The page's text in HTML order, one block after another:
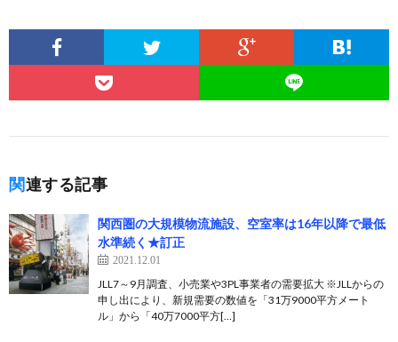
関連する記事
関西圏の大規模物流施設、空室率は16年以降で最低
水準続く★訂正
2021.12.01
JLL7～9月調査、小売業や3PL事業者の需要拡大 ※JLLからの
申し出により、新規需要の数値を「31万9000平方メート
ル」から「40万7000平方[…]